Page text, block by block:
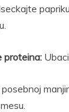
proteina:
posebnoj